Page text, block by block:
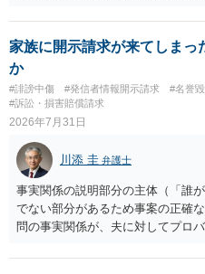
貴殿が投稿した事実を認めてしま
しまったのではないでしょうか。
第ですので何とも言えません。公
く、ここで詳細を明らかにするこ
で、弁護士へ直接相談した方がよ
家族に開示請求が来てしまっ
か
#誹謗中傷 #発信者情報開示請求 #名誉
#訴訟・損害賠償請求
2026年7月31日
川添 圭 弁護士
事実関係の説明部分の主体（「誰
でない部分があるため事案の正確
問の事実関係が、夫に対してプロ
情報として夫の氏名と住所が開示